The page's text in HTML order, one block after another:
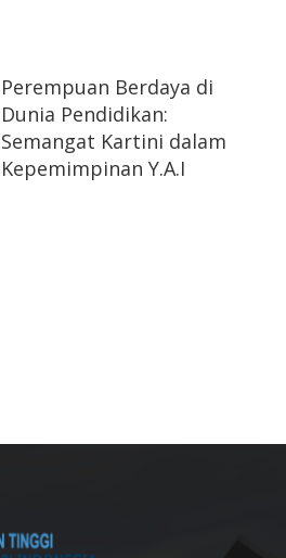
Perempuan Berdaya di
Dunia Pendidikan:
Semangat Kartini dalam
Kepemimpinan Y.A.I